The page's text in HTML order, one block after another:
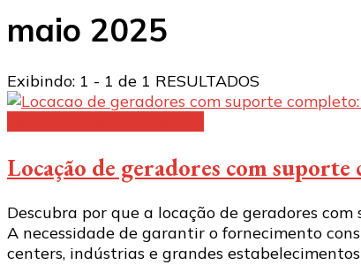
maio 2025
Exibindo: 1 - 1 de 1 RESULTADOS
Locação de geradores com
Descubra por que a locação de geradores
A necessidade de garantir o fornecimento
centers, indústrias e grandes